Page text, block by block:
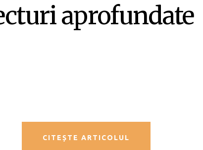
aprofundate
CITEȘTE ARTICOLUL